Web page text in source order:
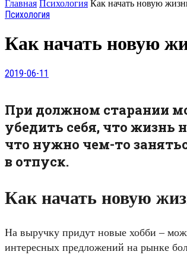
Главная Психология Как начать новую
Психология
Как начать новую
2019-06-11
При должном старании
убедить себя, что жизнь
что нужно чем-то
в отпуск.
Как начать новую
На выручку придут новые хобби –
интересных предложений на рынке